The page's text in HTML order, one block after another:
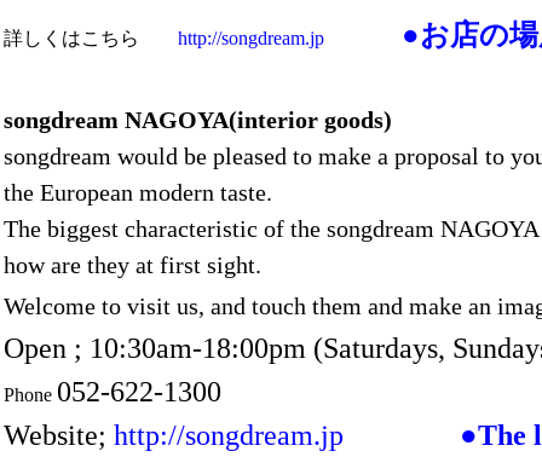
詳しくはこちら http://songdream.jp ●お店の
songdream NAGOYA(interior goods)
songdream would be pleased to make a proposal to
the European modern taste.
The biggest characteristic of the songdream
how are they at first sight.
Welcome to visit us, and touch them and make an
Open ; 10:30am-18:00pm (Saturdays,
Phone 052-622-1300
Website; http://songdream.jp ●The